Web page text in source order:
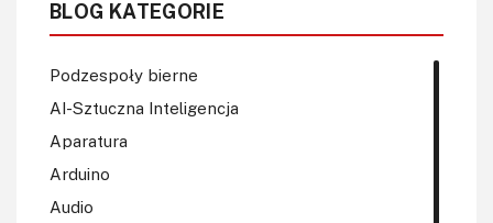
BLOG KATEGORIE
Podzespoły bierne
AI-Sztuczna Inteligencja
Aparatura
Arduino
Audio